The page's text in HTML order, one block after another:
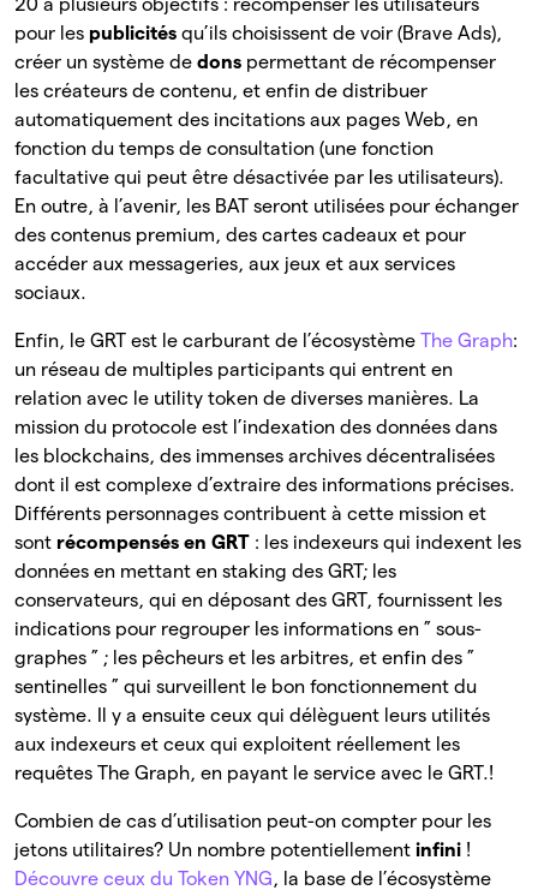
20 a plusieurs objectifs : récompenser les utilisateurs
pour les publicités qu’ils choisissent de voir (Brave Ads),
créer un système de dons permettant de récompenser
les créateurs de contenu, et enfin de distribuer
automatiquement des incitations aux pages Web, en
fonction du temps de consultation (une fonction
facultative qui peut être désactivée par les utilisateurs).
En outre, à l’avenir, les BAT seront utilisées pour échanger
des contenus premium, des cartes cadeaux et pour
accéder aux messageries, aux jeux et aux services
sociaux.
Enfin, le GRT est le carburant de l’écosystème The Graph:
un réseau de multiples participants qui entrent en
relation avec le utility token de diverses manières. La
mission du protocole est l’indexation des données dans
les blockchains, des immenses archives décentralisées
dont il est complexe d’extraire des informations précises.
Différents personnages contribuent à cette mission et
sont récompensés en GRT : les indexeurs qui indexent les
données en mettant en staking des GRT; les
conservateurs, qui en déposant des GRT, fournissent les
indications pour regrouper les informations en ” sous-
graphes ” ; les pêcheurs et les arbitres, et enfin des ”
sentinelles ” qui surveillent le bon fonctionnement du
système. Il y a ensuite ceux qui délèguent leurs utilités
aux indexeurs et ceux qui exploitent réellement les
requêtes The Graph, en payant le service avec le GRT.!
Combien de cas d’utilisation peut-on compter pour les
jetons utilitaires? Un nombre potentiellement infini !
Découvre ceux du Token YNG, la base de l’écosystème